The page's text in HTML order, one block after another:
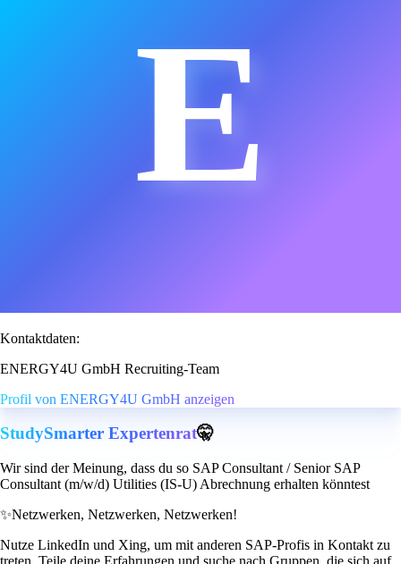
E
Kontaktdaten:
ENERGY4U GmbH Recruiting-Team
Profil von ENERGY4U GmbH anzeigen
StudySmarter Expertenrat🤫
Wir sind der Meinung, dass du so SAP Consultant / Senior SAP
Consultant (m/w/d) Utilities (IS-U) Abrechnung erhalten könntest
✨Netzwerken, Netzwerken, Netzwerken!
Nutze LinkedIn und Xing, um mit anderen SAP-Profis in Kontakt zu